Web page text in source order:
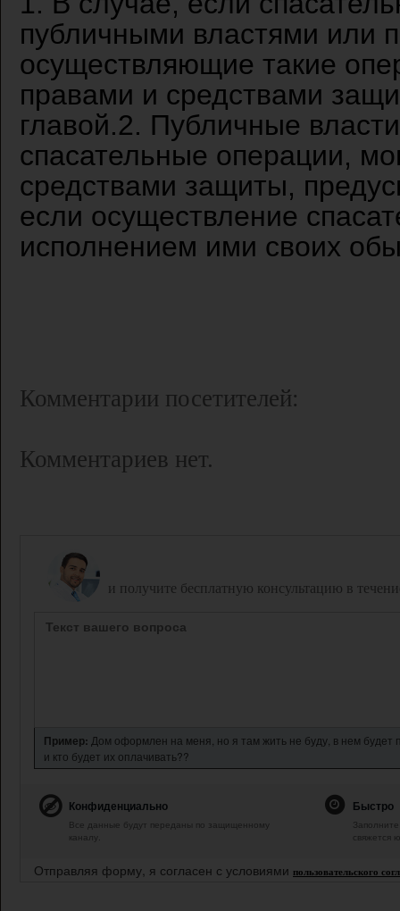
публичными властями или
осуществляющие такие
правами и средствами
главой.2. Публичные
спасательные операции,
средствами защиты,
если осуществление
исполнением ими своих
Комментарии посетителей:
Комментариев нет.
и получите бесплатную консультацию в
Пример: Дом оформлен на меня, но я там жить не буду, в нем будет
и кто будет их оплачивать??
Конфиденциально
Все данные будут переданы по защищенному
каналу.
Быстро
свяжется
Отправляя форму, я согласен с условиями пользовательского